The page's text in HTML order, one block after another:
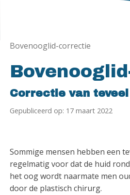
Bovenooglid-correctie
Correctie van
Gepubliceerd op: 17 maart 2022
Sommige mensen hebben een
regelmatig voor dat de huid
het oog wordt naarmate men
door de plastisch chirurg.